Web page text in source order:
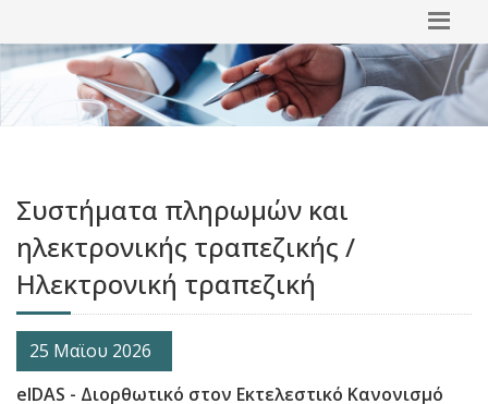
Συστήματα πληρωμών και
ηλεκτρονικής τραπεζικής /
Ηλεκτρονική τραπεζική
25 Μαϊου 2026
eIDAS - Διορθωτικό στον Εκτελεστικό Κανονισμό